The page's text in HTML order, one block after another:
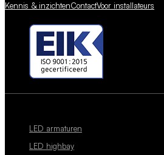
Kennis & inzichtenContactVoor installateurs
LED armaturen
LED highbay